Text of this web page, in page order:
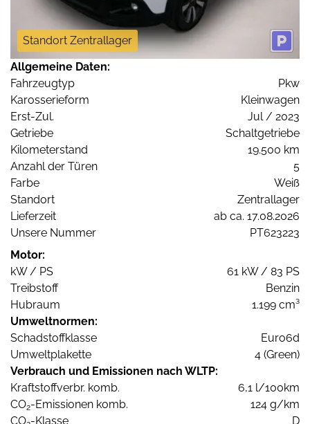
Standort Zentrallager
Allgemeine Daten:
Fahrzeugtyp
Pkw
Karosserieform
Kleinwagen
Erst-Zul.
Jul / 2023
Getriebe
Schaltgetriebe
Kilometerstand
19.500 km
Anzahl der Türen
5
Farbe
Weiß
Standort
Zentrallager
Lieferzeit
ab ca. 17.08.2026
Unsere Nummer
PT623223
Motor:
kW / PS
61 kW / 83 PS
Treibstoff
Benzin
Hubraum
1.199 cm³
Umweltnormen:
Schadstoffklasse
Euro6d
Umweltplakette
4 (Green)
Verbrauch und Emissionen nach WLTP:
Kraftstoffverbr. komb.
6,1 l/100km
CO2-Emissionen komb.
124 g/km
CO -Klasse D